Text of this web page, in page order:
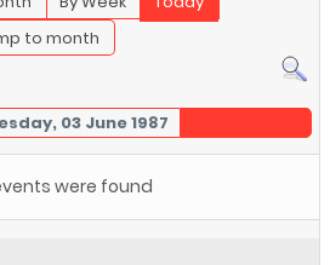
to month
03 June 1987
were found